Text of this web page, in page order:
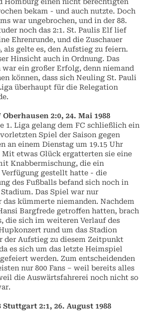
Homburg einen nicht berechtigten
bekam - und auch nutzte. Doch
war ungebrochen, und in der 88.
noch das 2:1. St. Paulis Elf lief
Ehrenrunde, und die Zuschauer
als gelte es, den Aufstieg zu feiern.
Hinsicht auch in Ordnung. Das
war ein großer Erfolg, denn niemand
können, dass sich Neuling St. Pauli
überhaupt für die Relegation
2:0, 24. Mai 1988
1. Liga gelang dem FC schließlich ein
Spiel der Saison gegen
an einem Dienstag um 19.15 Uhr
Mit etwas Glück ergatterten sie eine
Knabbermischung, die ein
Verfügung gestellt hatte - die
des Fußballs befand sich noch in
Das Spiel war nur
kümmerte niemanden. Nachdem
Bargfrede getroffen hatten, brach
die sich im weiteren Verlauf des
rund um das Stadion
der Aufstieg zu diesem Zeitpunkt
es sich um das letzte Heimspiel
werden. Zum entscheidenden
nur 800 Fans – weil bereits alles
die Auswärtsfahrerei noch nicht so
Stuttgart 2:1, 26. August 1988